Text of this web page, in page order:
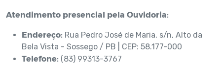
Atendimento presencial pela Ouvidoria:
Endereço: Rua Pedro José de Maria, s/n, Alto da
Bela Vista - Sossego / PB | CEP: 58.177-000
Telefone: (83) 99313-3767